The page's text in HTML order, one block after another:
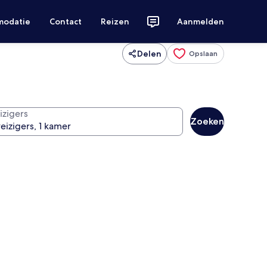
Contact Reizen Aanmelden
Delen Opslaan
Zoeken